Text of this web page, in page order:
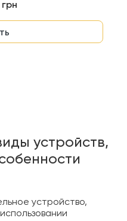
устройств,
устройство,
грн